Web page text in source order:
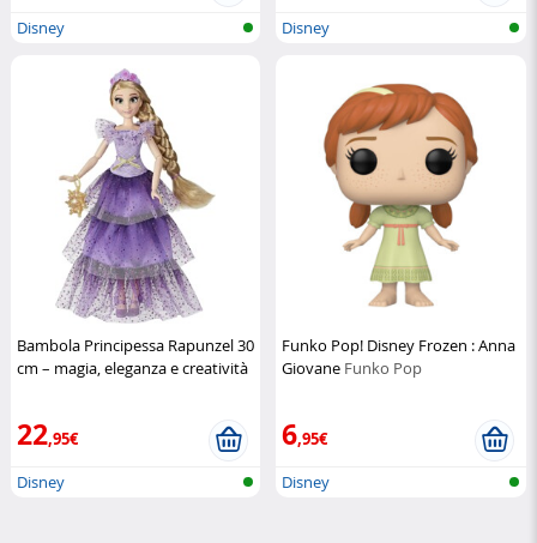
Disney
Disney
Bambola Principessa Rapunzel 30
cm – magia, eleganza e creatività
22,95€
Disney
Funko Pop! Disney Frozen : Anna
Giovane Funko Pop
6,95€
Disney